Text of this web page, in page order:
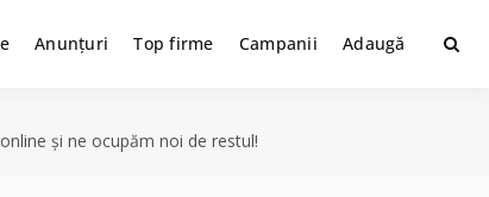
Anunțuri Top firme Campanii Adaugă
online și ne ocupăm noi de restul!